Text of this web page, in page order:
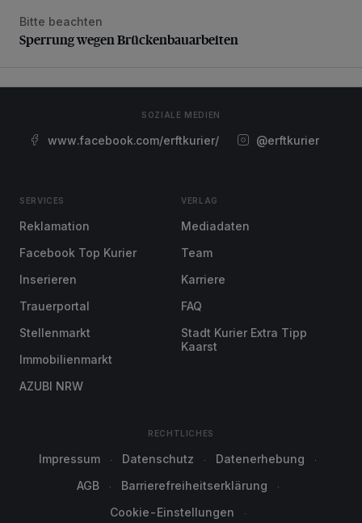
Sperrung wegen Brückenbauarbeiten
Bitte beachten
Sperrung wegen Brückenbauarbeiten
SOZIALE MEDIEN
www.facebook.com/erftkurier/ @erftkurier
SERVICES
Reklamation
Facebook Top Kurier
Inserieren
Trauerportal
Stellenmarkt
Immobilienmarkt
AZUBI NRW
VERLAG
Mediadaten
Team
Karriere
FAQ
Stadt Kurier Extra Tipp
Kaarst
RECHTLICHES
Impressum Datenschutz
Datenerhebung
AGB
Barrierefreiheitserklärung
Cookie-Einstellungen